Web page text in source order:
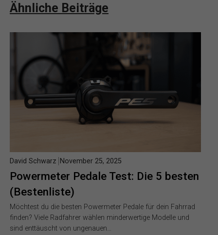
Ähnliche Beiträge
Powermeter Pedale Test: Die 5 besten
(Bestenliste)
David Schwarz November 25, 2025
Möchtest du die besten Powermeter Pedale für dein Fahrrad
finden? Viele Radfahrer wählen minderwertige Modelle und
sind enttäuscht von ungenauen…